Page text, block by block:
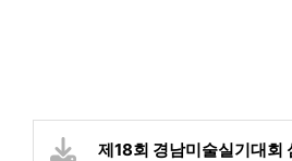
제18회 경남미술실기대회